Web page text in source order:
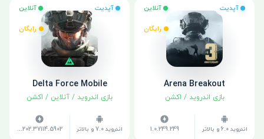
آپدیت آنلاین
رایگان
Arena Breakout
بازی اندروید / اکشن
اندروید 6.0 و بالاتر 1.0.249.249
آپدیت آنلاین
رایگان
Delta Force Mobile
بازی اندروید / آنلاین / اکشن
اندروید 7.0 و بالاتر v1.202.37114.5902